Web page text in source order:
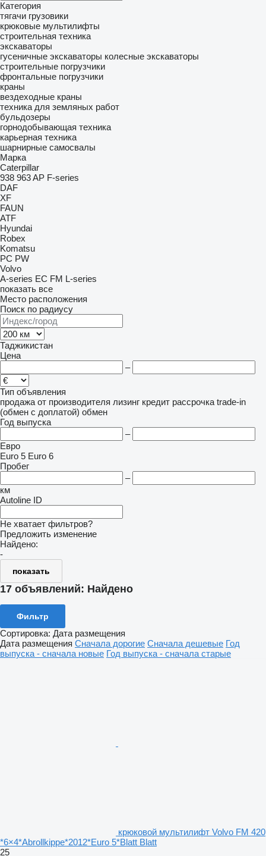
Категория
тягачи грузовики
крюковые мультилифты
строительная техника
экскаваторы
гусеничные экскаваторы колесные экскаваторы
строительные погрузчики
фронтальные погрузчики
краны
вездеходные краны
техника для земляных работ
бульдозеры
горнодобывающая техника
карьерная техника
шарнирные самосвалы
Марка
Caterpillar
938 963AP F-series
DAF
XF
FAUN
ATF
Hyundai
Robex
Komatsu
PC PW
Volvo
A-series EC FM L-series
показать все
Место расположения
Поиск по радиусу
Таджикистан
Цена
–
Тип объявления
продажа от производителя лизинг кредит рассрочка trade-in
(обмен с доплатой) обмен
Год выпуска
–
Евро
Euro 5 Euro 6
Пробег
–
км
Autoline ID
Не хватает фильтров?
Предложить изменение
Найдено:
-
показать
17 объявлений: Найдено
Фильтр
Сортировка: Дата размещения
Дата размещения Сначала дорогие Сначала дешевые Год
выпуска - сначала новые Год выпуска - сначала старые
крюковой мультилифт Volvo FM 420
*6×4*Abrollkippe*2012*Euro 5*Blatt Blatt
25